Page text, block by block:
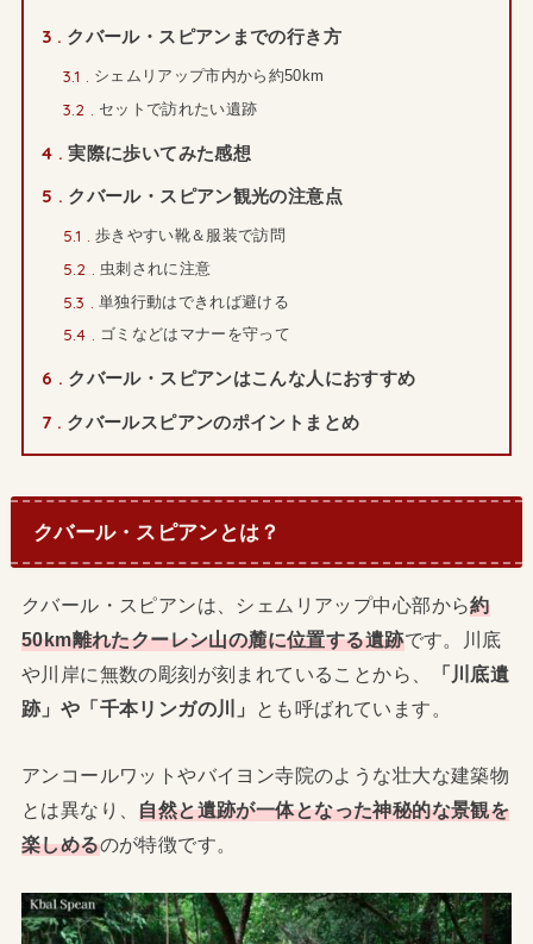
3 クバール・スピアンまでの行き方
3.1 シェムリアップ市内から約50km
3.2 セットで訪れたい遺跡
4 実際に歩いてみた感想
5 クバール・スピアン観光の注意点
5.1 歩きやすい靴＆服装で訪問
5.2 虫刺されに注意
5.3 単独行動はできれば避ける
5.4 ゴミなどはマナーを守って
6 クバール・スピアンはこんな人におすすめ
7 クバールスピアンのポイントまとめ
クバール・スピアンとは？
クバール・スピアンは、シェムリアップ中心部から約
50km離れたクーレン山の麓に位置する遺跡です。川底
や川岸に無数の彫刻が刻まれていることから、
「川底遺
跡」や「千本リンガの川」
とも呼ばれています。
アンコールワットやバイヨン寺院のような壮大な建築物
とは異なり、 自然と遺跡が一体となった神秘的な景観を
楽しめるのが特徴です。